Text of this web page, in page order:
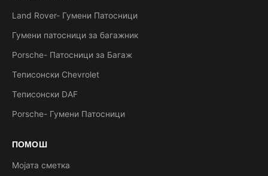
Land Rover- Гумени Патосници
Гумени патосници за багажник
Porsche- Патосници за Багаж
Теписонски Chevrolet
Теписонски DAF
Porsche- Гумени Патосници
ПОМОШ
Мојата сметка